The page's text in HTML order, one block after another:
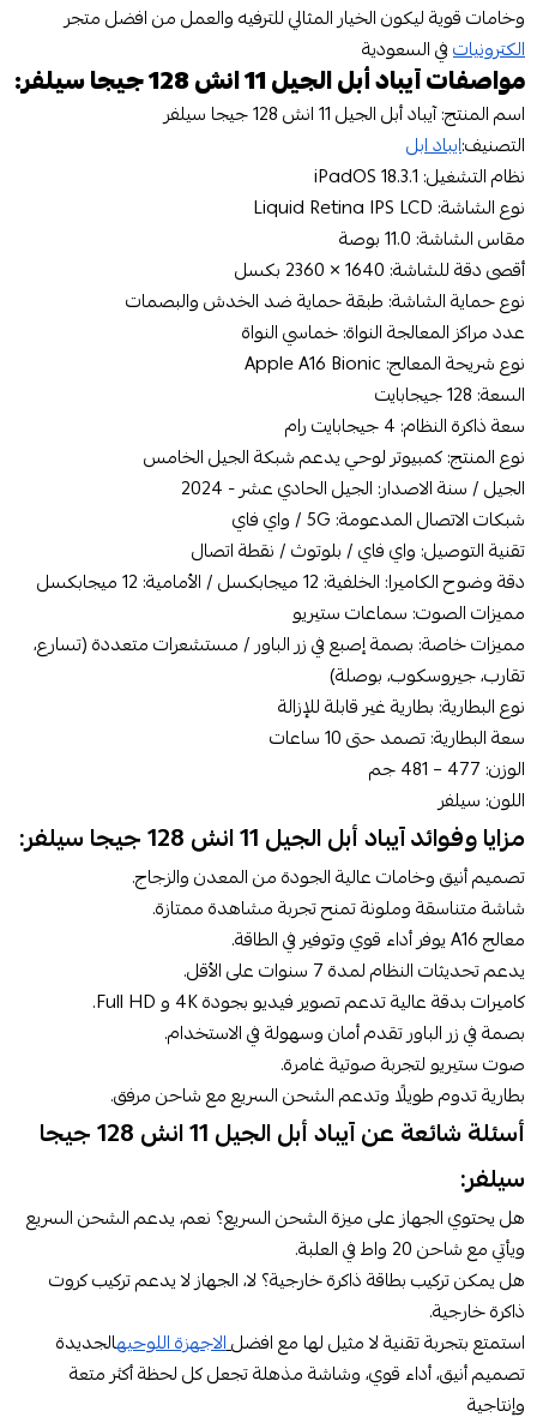
وخامات قوية ليكون الخيار المثالي للترفيه والعمل من افضل متجر
الكترونياتفي السعودية
مواصفات آيباد أبل الجيل 11 انش 128 جيجا سيلفر:
اسم المنتج: آيباد أبل الجيل 11 انش 128 جيجا سيلفر
التصنيف:ايباد ابل
نظام التشغيل: iPadOS 18.3.1
نوع الشاشة: Liquid Retina IPS LCD
مقاس الشاشة: 11.0 بوصة
أقصى دقة للشاشة: 1640 × 2360 بكسل
نوع حماية الشاشة: طبقة حماية ضد الخدش والبصمات
عدد مراكز المعالجة النواة: خماسي النواة
نوع شريحة المعالج: Apple A16 Bionic
السعة: 128 جيجابايت
سعة ذاكرة النظام: 4 جيجابايت رام
نوع المنتج: كمبيوتر لوحي يدعم شبكة الجيل الخامس
الجيل / سنة الاصدار: الجيل الحادي عشر - 2024
شبكات الاتصال المدعومة: 5G / واي فاي
تقنية التوصيل: واي فاي / بلوتوث / نقطة اتصال
دقة وضوح الكاميرا: الخلفية: 12 ميجابكسل / الأمامية: 12 ميجابكسل
مميزات الصوت: سماعات ستيريو
مميزات خاصة: بصمة إصبع في زر الباور / مستشعرات متعددة (تسارع،
تقارب، جيروسكوب، بوصلة)
نوع البطارية: بطارية غير قابلة للإزالة
سعة البطارية: تصمد حتى 10 ساعات
الوزن: 477 – 481 جم
اللون: سيلفر
مزايا وفوائد آيباد أبل الجيل 11 انش 128 جيجا سيلفر:
تصميم أنيق وخامات عالية الجودة من المعدن والزجاج.
شاشة متناسقة وملونة تمنح تجربة مشاهدة ممتازة.
معالج A16 يوفر أداء قوي وتوفير في الطاقة.
يدعم تحديثات النظام لمدة 7 سنوات على الأقل.
كاميرات بدقة عالية تدعم تصوير فيديو بجودة 4K و Full HD.
بصمة في زر الباور تقدم أمان وسهولة في الاستخدام.
صوت ستيريو لتجربة صوتية غامرة.
بطارية تدوم طويلًا وتدعم الشحن السريع مع شاحن مرفق.
أسئلة شائعة عن آيباد أبل الجيل 11 انش 128 جيجا
سيلفر:
هل يحتوي الجهاز على ميزة الشحن السريع؟ نعم، يدعم الشحن السريع
ويأتي مع شاحن 20 واط في العلبة.
هل يمكن تركيب بطاقة ذاكرة خارجية؟ لا، الجهاز لا يدعم تركيب كروت
ذاكرة خارجية.
استمتع بتجربة تقنية لا مثيل لها مع افضلالاجهزة اللوحيهالجديدة
تصميم أنيق، أداء قوي، وشاشة مذهلة تجعل كل لحظة أكثر متعة
وإنتاجية